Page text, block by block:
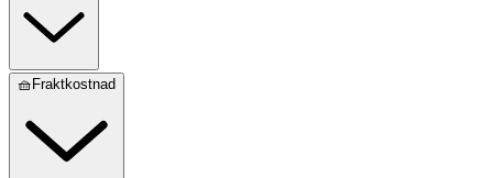
🧺Fraktkostnad